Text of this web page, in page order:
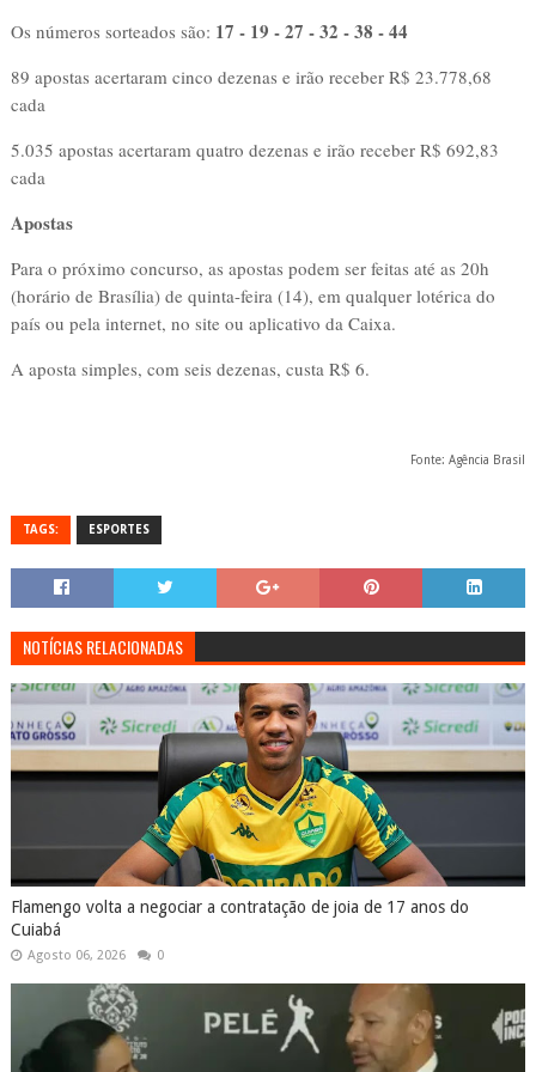
Os números sorteados são: 17 - 19 - 27 - 32 - 38 - 44
89 apostas acertaram cinco dezenas e irão receber R$ 23.778,68
cada
5.035 apostas acertaram quatro dezenas e irão receber R$ 692,83
cada
Apostas
Para o próximo concurso, as apostas podem ser feitas até as 20h
(horário de Brasília) de quinta-feira (14), em qualquer lotérica do
país ou pela internet, no site ou aplicativo da Caixa.
A aposta simples, com seis dezenas, custa R$ 6.
Fonte: Agência Brasil
TAGS: ESPORTES
NOTÍCIAS RELACIONADAS
Flamengo volta a negociar a contratação de joia de 17 anos do
Cuiabá
Agosto 06, 2026 0